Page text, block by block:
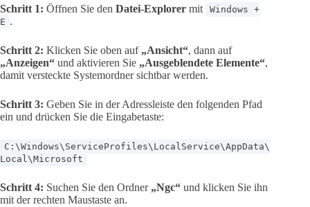
Schritt 1: Öffnen Sie den Datei-Explorer mit
Windows +
E .
Schritt 2: Klicken Sie oben auf „Ansicht“, dann auf
„Anzeigen“ und aktivieren Sie „Ausgeblendete Elemente“,
damit versteckte Systemordner sichtbar werden.
Schritt 3: Geben Sie in der Adressleiste den folgenden Pfad
ein und drücken Sie die Eingabetaste:
C:\Windows\ServiceProfiles\LocalService\AppData\
Local\Microsoft
Schritt 4: Suchen Sie den Ordner „Ngc“ und klicken Sie ihn
mit der rechten Maustaste an.